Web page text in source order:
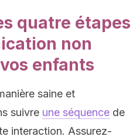
quatre étapes
non
enfants
saine et
suivre une séquence de
interaction. Assurez-